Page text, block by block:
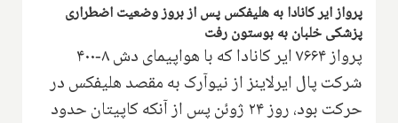
پرواز ایر کانادا به هلیفکس پس از بروز وضعیت اضطراری
پزشکی خلبان به بوستون رفت
پرواز ۷۶۶۴ ایر کانادا که با هواپیمای دش ۸-۴۰۰
شرکت پال ایرلاینز از نیوآرک به مقصد هلیفکس در
حرکت بود، روز ۲۴ ژوئن پس از آنکه کاپیتان حدود